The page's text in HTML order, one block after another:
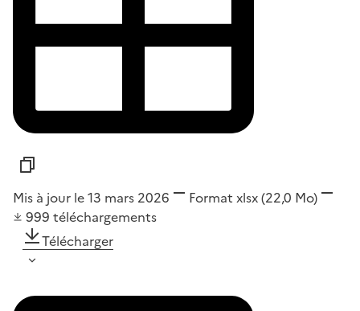
Mis à jour le 13 mars 2026 Format xlsx(22,0 Mo)
999 téléchargements
Télécharger